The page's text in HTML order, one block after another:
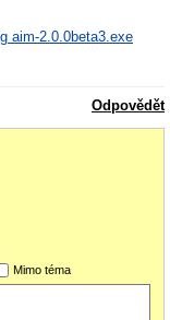
aim-2.0.0beta3.exe
Odpovědět
Mimo téma